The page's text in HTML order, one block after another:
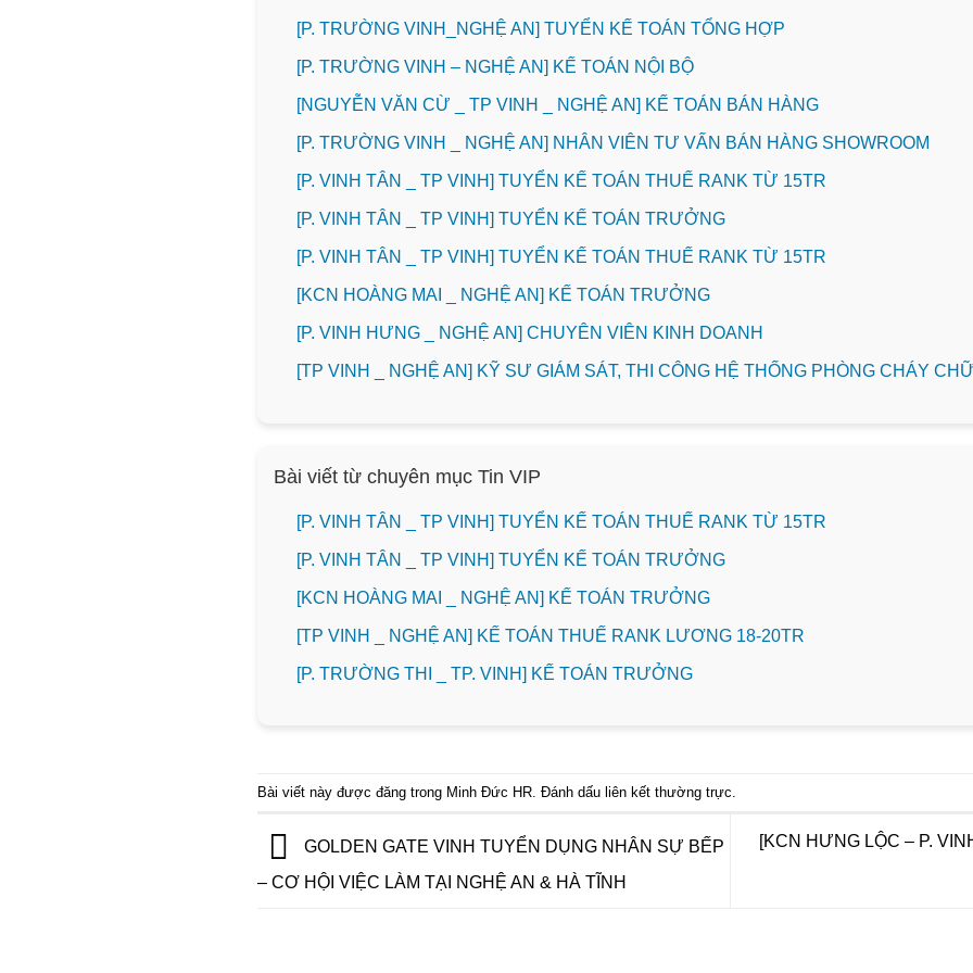
[P. TRƯỜNG VINH_NGHỆ AN] TUYỂN KẾ TOÁN TỔNG HỢP
[P. TRƯỜNG VINH – NGHỆ AN] KẾ TOÁN NỘI BỘ
[NGUYỄN VĂN CỪ _ TP VINH _ NGHỆ AN] KẾ TOÁN BÁN HÀNG
[P. TRƯỜNG VINH _ NGHỆ AN] NHÂN VIÊN TƯ VẤN BÁN HÀNG SHOWROOM
[P. VINH TÂN _ TP VINH] TUYỂN KẾ TOÁN THUẾ RANK TỪ 15TR
[P. VINH TÂN _ TP VINH] TUYỂN KẾ TOÁN TRƯỞNG
[P. VINH TÂN _ TP VINH] TUYỂN KẾ TOÁN THUẾ RANK TỪ 15TR
️[KCN HOÀNG MAI _ NGHỆ AN] KẾ TOÁN TRƯỞNG
️[P. VINH HƯNG _ NGHỆ AN] CHUYÊN VIÊN KINH DOANH
[TP VINH _ NGHỆ AN] KỸ SƯ GIÁM SÁT, THI CÔNG HỆ THỐNG PHÒNG CHÁY
Bài viết từ chuyên mục Tin VIP
[P. VINH TÂN _ TP VINH] TUYỂN KẾ TOÁN THUẾ RANK TỪ 15TR
[P. VINH TÂN _ TP VINH] TUYỂN KẾ TOÁN TRƯỞNG
️[KCN HOÀNG MAI _ NGHỆ AN] KẾ TOÁN TRƯỞNG
[TP VINH _ NGHỆ AN] KẾ TOÁN THUẾ RANK LƯƠNG 18-20TR
️[P. TRƯỜNG THI _ TP. VINH] KẾ TOÁN TRƯỞNG
Bài viết này được đăng trong Minh Đức HR . Đánh dấu liên kết thường trực
GOLDEN GATE VINH TUYỂN DỤNG NHÂN SỰ BẾP
– CƠ HỘI VIỆC LÀM TẠI NGHỆ AN & HÀ TĨNH
[KCN HƯNG LỘC – P.